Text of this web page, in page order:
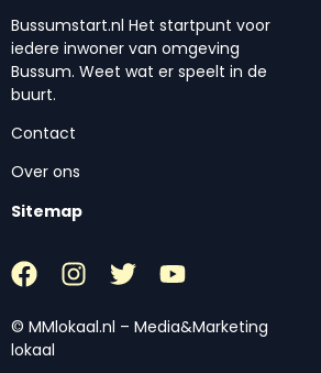
Bussumstart.nl Het startpunt voor
iedere inwoner van omgeving
Bussum. Weet wat er speelt in de
buurt.
Contact
Over ons
Sitemap
© MMlokaal.nl – Media&Marketing
lokaal